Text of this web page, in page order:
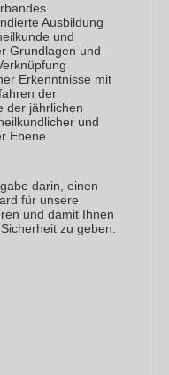
Ausbildung
und
Grundlagen und
Erkenntnisse mit
der
der jährlichen
und
Ebene.
darin, einen
für unsere
und damit Ihnen
zu geben.